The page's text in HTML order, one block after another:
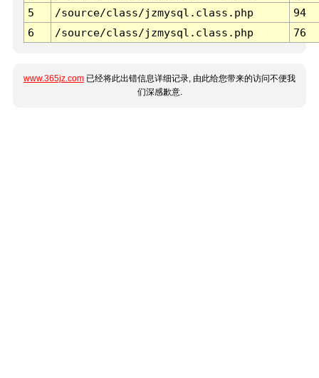
5
/source/class/jzmysql.class.php
94
6
/source/class/jzmysql.class.php 76
www.365jz.com 已经将此出错信息详细记录, 由此给您带来的访问不便我
们深感歉意.